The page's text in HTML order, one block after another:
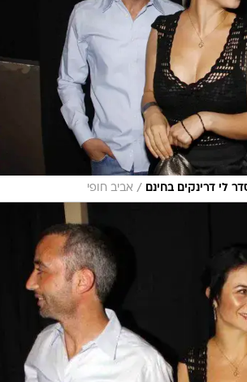
לי דרינקים בחינם / אביב חופי